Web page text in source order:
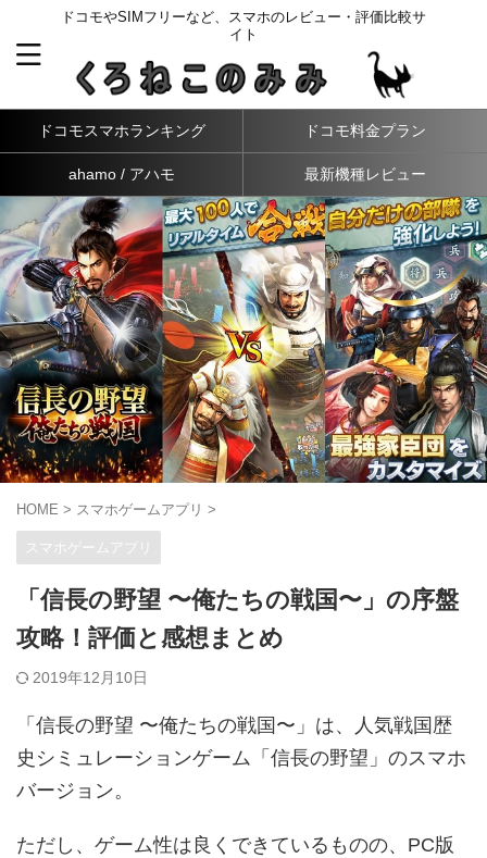
ドコモやSIMフリーなど、スマホのレビュー・評価比較サ
イト
ドコモスマホランキング ドコモ料金プラン
ahamo / アハモ 最新機種レビュー
HOME > スマホゲームアプリ >
スマホゲームアプリ
「信長の野望 〜俺たちの戦国〜」の序盤
攻略！評価と感想まとめ
2019年12月10日
「信長の野望 〜俺たちの戦国〜」は、人気戦国歴
史シミュレーションゲーム「信長の野望」のスマホ
バージョン。
ただし、ゲーム性は良くできているものの、PC版